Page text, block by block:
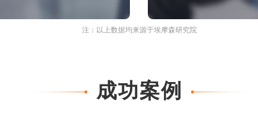
注：以上数据均来源于埃摩森研究院
成功案例